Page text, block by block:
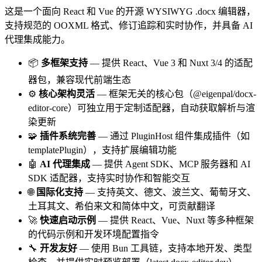
这是一个面向 React 和 Vue 的开源 WYSIWYG .docx 编辑器，
支持规范的 OOXML 格式、修订追踪和实时协作，并具备 AI
代理集成能力。
📦 多框架支持 — 提供 React、Vue 3 和 Nuxt 3/4 的适配
器包，兼容现代前端生态
⚙️ 核心架构灵活 — 框架无关的核心包（@eigenpal/docx-
editor-core）可独立用于定制适配器，自动获取解析与渲
染更新
🧩 插件系统完善 — 通过 PluginHost 组件集成插件（如
templatePlugin），支持扩展编辑功能
🤖 AI 代理集成 — 提供 Agent SDK、MCP 服务器和 AI
SDK 适配器，支持实时协作和智能交互
🌐 国际化支持 — 支持英文、德文、波兰文、葡萄牙文、
土耳其文、希伯来文和简体中文，可贡献翻译
🚀 快速启动示例 — 提供 React、Vue、Nuxt 等多种框架
的代码示例和开发环境配置指令
🔧 开发友好 — 使用 Bun 工具链，支持本地开发、类型